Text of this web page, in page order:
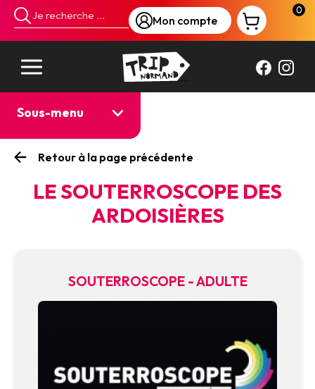
Mon compte
0
Sous-menu
Retour à la page précédente
LE SOUTERROSCOPE DES
ARDOISIÈRES
SOUTERROSCOPE - ADULTE
Panneau de gestion des cookies